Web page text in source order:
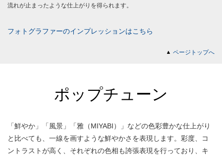
流れが止まったような仕上がりを得られます。
フォトグラファーのインプレッションはこちら
ページトップへ
ポップチューン
「鮮やか」「風景」「雅（MIYABI）」などの色彩豊かな仕上がり
と比べても、一線を画すような鮮やかさを表現します。彩度、コ
ントラストが高く、それぞれの色相も誇張表現を行っており、キ